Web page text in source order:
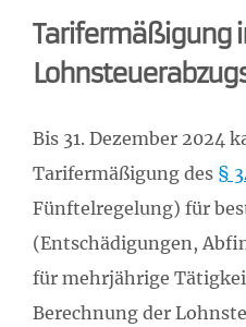
Tarifermäßigung
Bis 31. Dezember 2024
Tarifermäßigung des §
Fünftelregelung) für
(Entschädigungen,
für mehrjährige
Berechnung der